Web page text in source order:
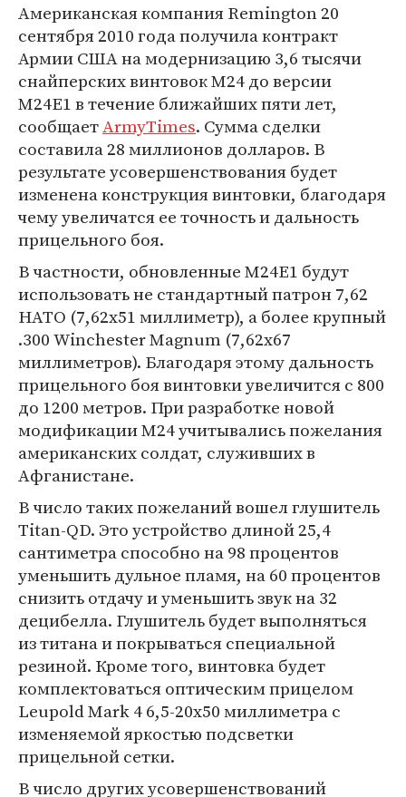
Американская компания Remington 20
сентября 2010 года получила контракт
Армии США на модернизацию 3,6 тысячи
снайперских винтовок M24 до версии
M24E1 в течение ближайших пяти лет,
сообщаетArmyTimes. Сумма сделки
составила 28 миллионов долларов. В
результате усовершенствования будет
изменена конструкция винтовки, благодаря
чему увеличатся ее точность и дальность
прицельного боя.
В частности, обновленные M24E1 будут
использовать не стандартный патрон 7,62
НАТО (7,62x51 миллиметр), а более крупный
.300 Winchester Magnum (7,62х67
миллиметров). Благодаря этому дальность
прицельного боя винтовки увеличится с 800
до 1200 метров. При разработке новой
модификации M24 учитывались пожелания
американских солдат, служивших в
Афганистане.
В число таких пожеланий вошел глушитель
Titan-QD. Это устройство длиной 25,4
сантиметра способно на 98 процентов
уменьшить дульное пламя, на 60 процентов
снизить отдачу и уменьшить звук на 32
децибелла. Глушитель будет выполняться
из титана и покрываться специальной
резиной. Кроме того, винтовка будет
комплектоваться оптическим прицелом
Leupold Mark 4 6,5-20x50 миллиметра с
изменяемой яркостью подсветки
прицельной сетки.
В число других усовершенствований